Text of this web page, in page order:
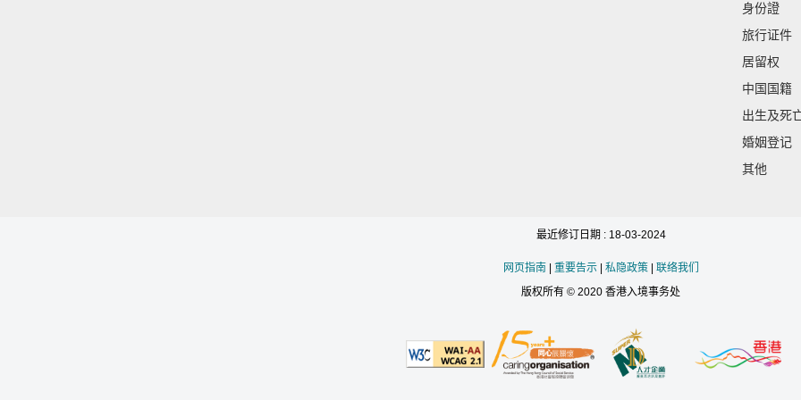
身份證
旅行证件
居留权
中国国籍
出生及死
婚姻登记
其他
最近修订日期 : 18-03-2024
网页指南 重要告示| 私隐政策| 联络我们
版权所有 © 2020 香港入境事务处